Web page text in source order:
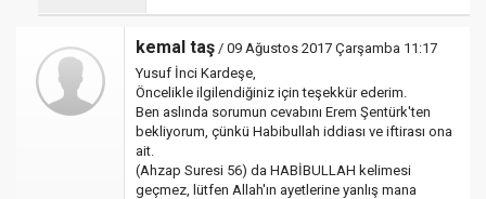
kemal taş / 09 Ağustos 2017 Çarşamba 11:17
Yusuf İnci Kardeşe,
Öncelikle ilgilendiğiniz için teşekkür ederim.
Ben aslında sorumun cevabını Erem Şentürk'ten
bekliyorum, çünkü Habibullah iddiası ve iftirası ona
ait.
(Ahzap Suresi 56) da HABİBULLAH kelimesi
geçmez, lütfen Allah'ın ayetlerine yanlış mana